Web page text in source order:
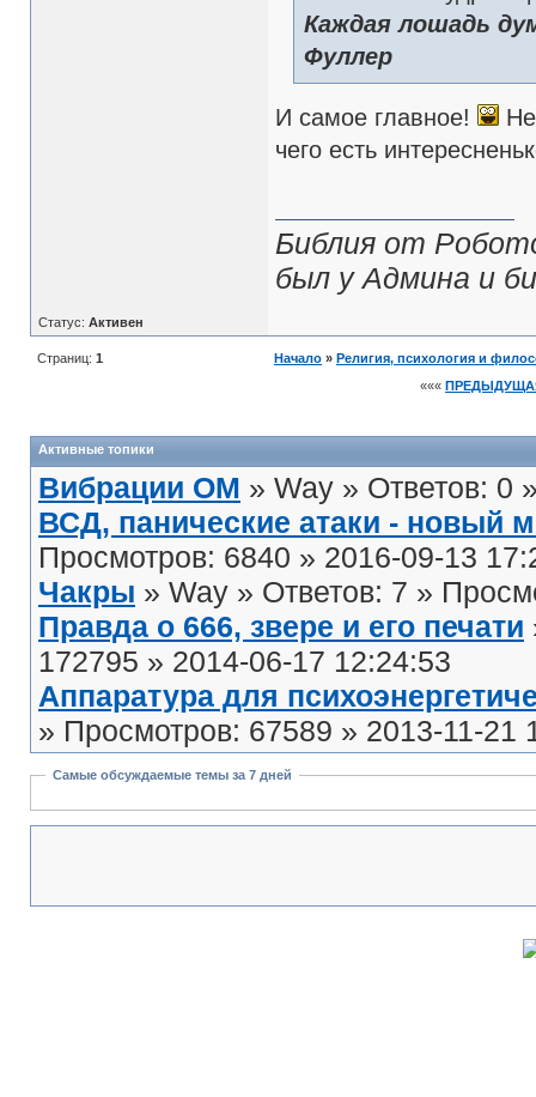
Каждая лошадь
Фуллер
И самое главное!
чего есть
Библия от
был у Админа и
Статус: Активен
Страниц: 1 Начало » Религия, психология и
«««
Активные топики
Вибрации ОМ » Way » Ответов: 0
ВСД, панические атаки - новый
Просмотров: 6840 » 2016-09-13
Чакры » Way » Ответов: 7 »
Правда о 666, звере и его печати
172795 » 2014-06-17 12:24:53
Аппаратура для
» Просмотров: 67589 » 2013-11-21
Самые обсуждаемые темы за 7 дней